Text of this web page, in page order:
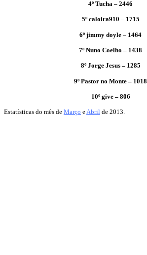
4º Tucha – 2446
5º caloira910 – 1715
6º jimmy doyle – 1464
7º Nuno Coelho – 1438
8º Jorge Jesus – 1285
9º Pastor no Monte – 1018
10º give – 806
Estatísticas do mês de Março eAbril de 2013.